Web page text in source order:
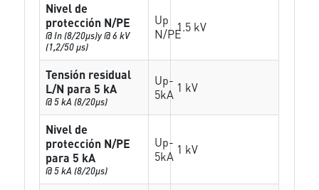
Nivel de
protección N/PE
@ In (8/20µs)y @ 6 kV
(1,2/50 µs)
Up
N/PE1.5 kV
Tensión residual
L/N para 5 kA
@ 5 kA (8/20µs)
Up-
5kA 1 kV
Nivel de
protección N/PE
para 5 kA
@ 5 kA (8/20µs)
Up-
5kA 1 kV